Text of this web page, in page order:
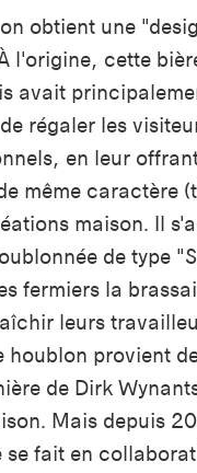
obtient une
l'origine, cette
avait
régaler les
en leur
même caractère
maison. Il
de type
fermiers la
leurs
houblon provient
de Dirk
Mais depuis
se fait en